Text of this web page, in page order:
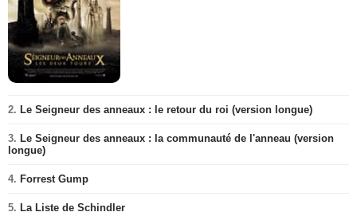
2. Le Seigneur des anneaux : le retour du roi (version longue)
3. Le Seigneur des anneaux : la communauté de l'anneau (version
longue)
4. Forrest Gump
5. La Liste de Schindler